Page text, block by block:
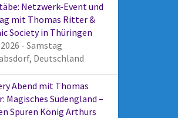
Netzwerk-Event und
mit Thomas Ritter &
Society in Thüringen
- Samstag
Deutschland
Abend mit Thomas
Magisches Südengland –
Spuren König Arthurs